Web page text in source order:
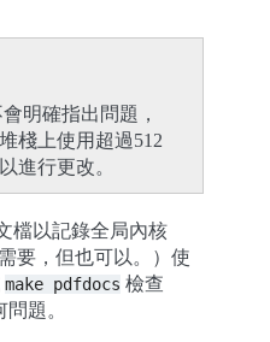
明確指出問題，
棧上使用超過512
進行更改。
檔以記錄全局內核
要，但也可以。）使
make pdfdocs 檢查
題。